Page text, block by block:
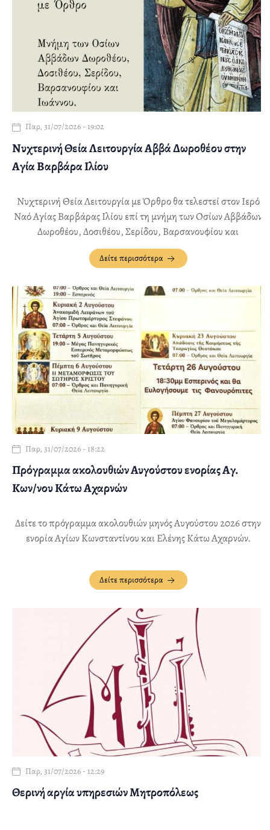
Παρ, 31/07/2026 - 19:02
Νυχτερινή Θεία Λειτουργία Αββά Δωροθέου στην
Αγία Βαρβάρα Ιλίου
Νυχτερινή Θεία Λειτουργία με Όρθρο θα τελεστεί στον Ιερό
Ναό Αγίας Βαρβάρας Ιλίου επί τη μνήμη των Οσίων Αββάδων
Δωροθέου, Δοσιθέου, Σερίδου, Βαρσανουφίου και
Ιωάννου, την Τετάρτη 12 Αυγούστου, από 22:00 έως 00:30
περίπου.
Δείτε περισσότερα
Παρ, 31/07/2026 - 18:22
Πρόγραμμα ακολουθιών Αυγούστου ενορίας Αγ.
Κων/νου Κάτω Αχαρνών
Δείτε το πρόγραμμα ακολουθιών μηνός Αυγούστου 2026 στην
ενορία Αγίων Κωνσταντίνου και Ελένης Κάτω Αχαρνών.
Δείτε περισσότερα
Παρ, 31/07/2026 - 12:29
Θερινή αργία υπηρεσιών Μητροπόλεως